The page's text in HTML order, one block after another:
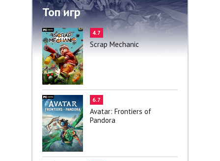
Топ игр
4.7
Scrap Mechanic
6.7
Avatar: Frontiers of
Pandora